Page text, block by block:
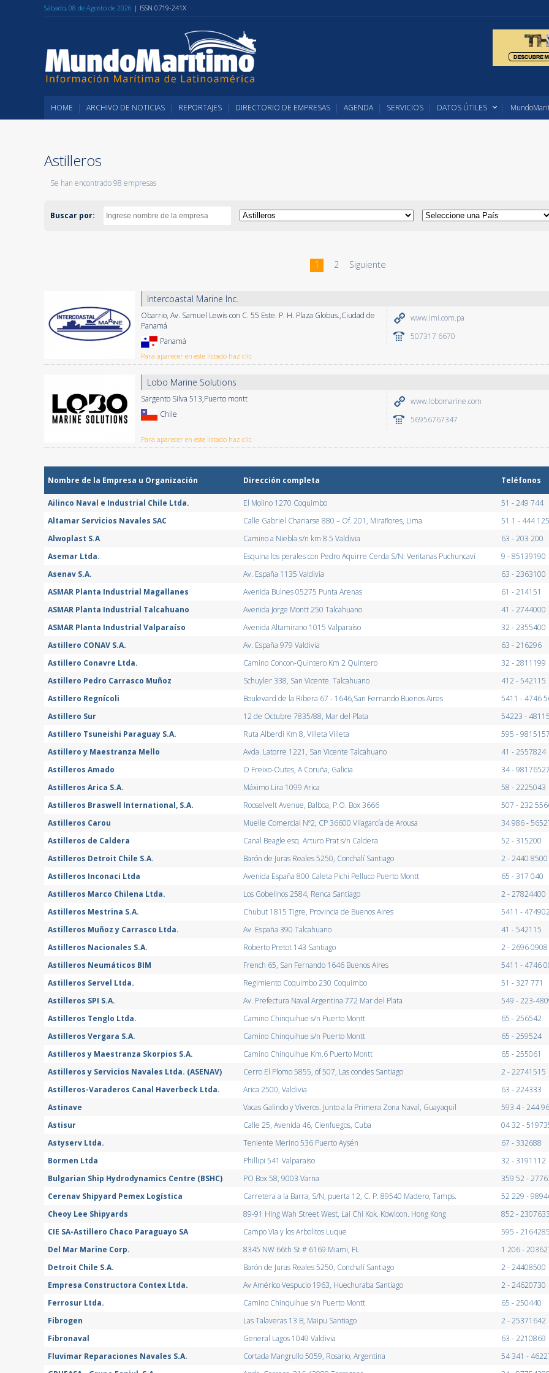
Sábado, 08 de Agosto de 2026 | ISSN 0719-241X
HOME ARCHIVO DE NOTICIAS REPORTAJES DIRECTORIO DE EMPRESAS AGENDA SERVICIOS DATOS ÚTILES
Astilleros
Se han encontrado 98 empresas
Buscar por:
1 2 Siguiente
Intercoastal Marine Inc.
Obarrio, Av. Samuel Lewis con C. 55 Este. P. H. Plaza Globus.,Ciudad de
Panamá
Panamá
Para aparecer en este listado haz clic
www.imi.com.pa
507317 6670
Lobo Marine Solutions
Sargento Silva 513,Puerto montt
Chile
Para aparecer en este listado haz clic
www.lobomarine.com
56956767347
Nombre de la Empresa u Organización Dirección completa Teléfonos
Ailinco Naval e Industrial Chile Ltda. El Molino 1270 Coquimbo 51 - 249 744
Altamar Servicios Navales SAC
Calle Gabriel Chariarse 880 – Of. 201, Miraflores, Lima 51 1 - 444
Alwoplast S.A
Camino a Niebla s/n km 8.5 Valdivia 63 - 203 200
Asemar Ltda.
Esquina los perales con Pedro Aquirre Cerda S/N. Ventanas Puchuncaví 9 - 85139190
Asenav S.A.
Av. España 1135 Valdivia 63 - 2363100
ASMAR Planta Industrial Magallanes
Avenida Bulnes 05275 Punta Arenas 61 - 214151
ASMAR Planta Industrial Talcahuano
Avenida Jorge Montt 250 Talcahuano 41 - 2744000
ASMAR Planta Industrial Valparaíso
Avenida Altamirano 1015 Valparaíso 32 - 2355400
Astillero CONAV S.A.
Av. España 979 Valdivia 63 - 216296
Astillero Conavre Ltda.
Camino Concon-Quintero Km 2 Quintero 32 - 2811199
Astillero Pedro Carrasco Muñoz
Schuyler 338, San Vicente. Talcahuano 412 - 542115
Astillero Regnícoli
Boulevard de la Ribera 67 - 1646,San Fernando Buenos Aires 5411 - 4746
Astillero Sur
12 de Octubre 7835/88, Mar del Plata 54223 -
Astillero Tsuneishi Paraguay S.A.
Ruta Alberdi Km 8, Villeta Villeta 595 -
Astillero y Maestranza Mello
Avda. Latorre 1221, San Vicente Talcahuano 41 - 2557824
Astilleros Amado
O Freixo-Outes, A Coruña, Galicia 34 -
Astilleros Arica S.A.
Máximo Lira 1099 Arica 58 - 2225043
Astilleros Braswell International, S.A.
Rooselvelt Avenue, Balboa, P.O. Box 3666 507 - 232
Astilleros Carou
Muelle Comercial Nº2, CP 36600 Vilagarcía de Arousa 34 986 -
Astilleros de Caldera
Canal Beagle esq. Arturo Prat s/n Caldera 52 - 315200
Astilleros Detroit Chile S.A.
Barón de Juras Reales 5250, Conchalí Santiago 2 - 2440 8500
Astilleros Inconaci Ltda
Avenida España 800 Caleta Pichi Pelluco Puerto Montt 65 - 317 040
Astilleros Marco Chilena Ltda.
Los Gobelinos 2584, Renca Santiago 2 - 27824400
Astilleros Mestrina S.A.
Chubut 1815 Tigre, Provincia de Buenos Aires 5411 -
Astilleros Muñoz y Carrasco Ltda.
Av. España 390 Talcahuano 41 - 542115
Astilleros Nacionales S.A.
Roberto Pretot 143 Santiago 2 - 2696 0908
Astilleros Neumáticos BIM
French 65, San Fernando 1646 Buenos Aires 5411 - 4746
Astilleros Servel Ltda.
Regimiento Coquimbo 230 Coquimbo 51 - 327 771
Astilleros SPI S.A.
Av. Prefectura Naval Argentina 772 Mar del Plata 549 - 223-
Astilleros Tenglo Ltda.
Camino Chinquihue s/n Puerto Montt 65 - 256542
Astilleros Vergara S.A.
Camino Chinquihue s/n Puerto Montt 65 - 259524
Astilleros y Maestranza Skorpios S.A.
Camino Chinquihue Km.6 Puerto Montt 65 - 255061
Astilleros y Servicios Navales Ltda. (ASENAV)
Cerro El Plomo 5855, of 507, Las condes Santiago 2 - 22741515
Astilleros-Varaderos Canal Haverbeck Ltda.
Arica 2500, Valdivia 63 - 224333
Astinave
Vacas Galindo y Viveros. Junto a la Primera Zona Naval, Guayaquil 593 4 - 244
Astisur
Calle 25, Avenida 46, Cienfuegos, Cuba 04 32 -
Astyserv Ltda.
Teniente Merino 536 Puerto Aysén 67 - 332688
Bormen Ltda
Phillipi 541 Valparaiso 32 - 3191112
Bulgarian Ship Hydrodynamics Centre (BSHC)
PO Box 58, 9003 Varna 359 52 -
Cerenav Shipyard Pemex Logística
Carretera a la Barra, S/N, puerta 12, C. P. 89540 Madero, Tamps. 52 229 -
Cheoy Lee Shipyards
89-91 HIng Wah Street West, Lai Chi Kok. Kowloon. Hong Kong 852 -
CIE SA-Astillero Chaco Paraguayo SA
Campo Via y los Arbolitos Luque 595 -
Del Mar Marine Corp.
8345 NW 66th St # 6169 Miami, FL 1 206 -
Detroit Chile S.A.
Barón de Juras Reales 5250, Conchalí Santiago 2 - 24408500
Empresa Constructora Contex Ltda.
Av Américo Vespucio 1963, Huechuraba Santiago 2 - 24620730
Ferrosur Ltda.
Camino Chinquihue s/n Puerto Montt 65 - 250440
Fibrogen
Las Talaveras 13 B, Maipu Santiago 2 - 25371642
Fibronaval
General Lagos 1049 Valdivia 63 - 2210869
Fluvimar Reparaciones Navales S.A.
Cortada Mangrullo 5059, Rosario, Argentina 54 341 -